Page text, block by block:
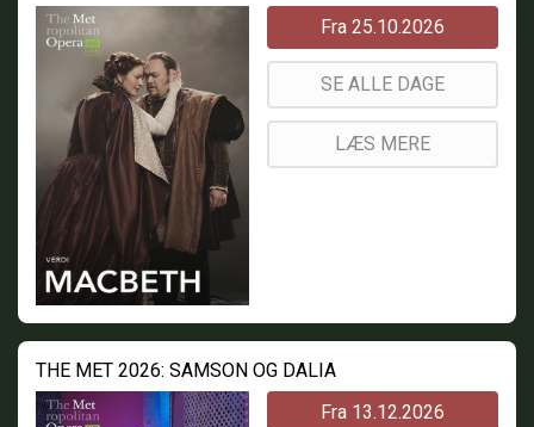
Fra 25.10.2026
SE ALLE DAGE
LÆS MERE
THE MET 2026: SAMSON OG DALIA
Fra 13.12.2026